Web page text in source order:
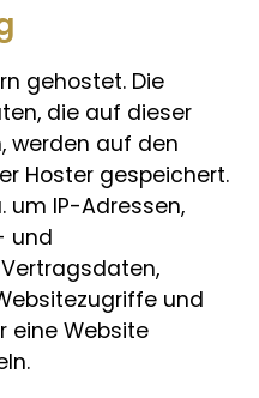
gehostet. Die
die auf dieser
werden auf den
Hoster gespeichert.
um IP-Adressen,
und
und
eine Website